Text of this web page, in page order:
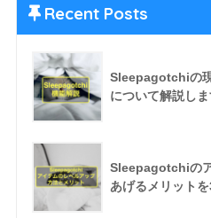
Recent Posts
Sleepagotchiの
について解説しま
Sleepagotchiの
あげるメリット